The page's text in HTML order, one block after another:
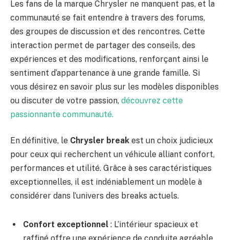
Les fans de la marque Chrysler ne manquent pas, et la
communauté se fait entendre à travers des forums,
des groupes de discussion et des rencontres. Cette
interaction permet de partager des conseils, des
expériences et des modifications, renforçant ainsi le
sentiment d’appartenance à une grande famille. Si
vous désirez en savoir plus sur les modèles disponibles
ou discuter de votre passion, découvrez cette
passionnante communauté.
En définitive, le Chrysler break est un choix judicieux
pour ceux qui recherchent un véhicule alliant confort,
performances et utilité. Grâce à ses caractéristiques
exceptionnelles, il est indéniablement un modèle à
considérer dans l’univers des breaks actuels.
Confort exceptionnel : L’intérieur spacieux et